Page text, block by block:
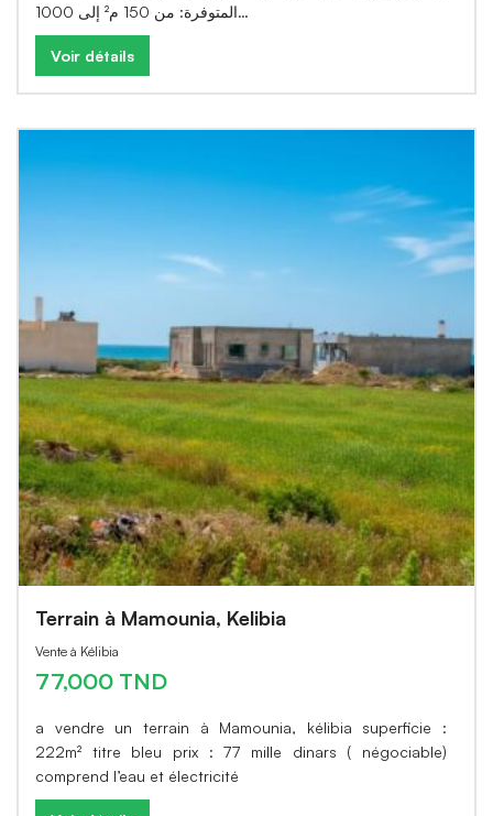
المتوفرة: من 150 م² إلى 1000…
Voir détails
Terrain à Mamounia, Kelibia
Vente à Kélibia
77,000 TND
a vendre un terrain à Mamounia, kélibia superficie :
222m² titre bleu prix : 77 mille dinars ( négociable)
comprend l’eau et électricité